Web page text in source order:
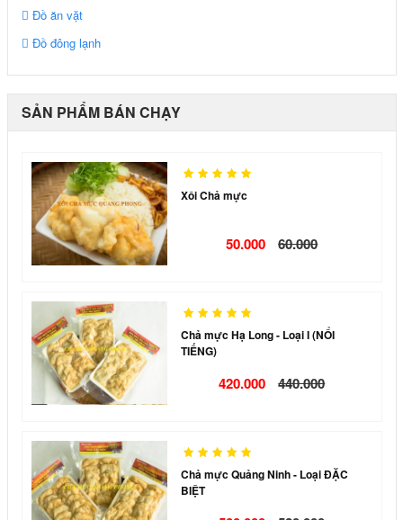
Đồ ăn vặt
Đồ đông lạnh
SẢN PHẨM BÁN CHẠY
Xôi Chả mực
50.000 60.000
Chả mực Hạ Long - Loại I (NỔI
TIẾNG)
420.000 440.000
Chả mực Quảng Ninh - Loại ĐẶC
BIỆT